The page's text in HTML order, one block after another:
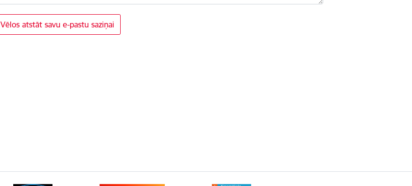
Vēlos atstāt savu e-pastu saziņai